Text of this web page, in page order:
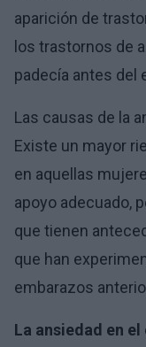
aparición de
los trastornos de
padecía antes del
Las causas de la
Existe un mayor
en aquellas
apoyo adecuado,
que tienen
que han
embarazos
La ansiedad en el